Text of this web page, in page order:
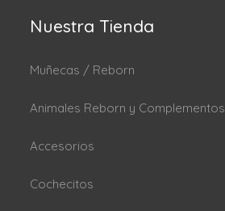
Nuestra Tienda
Muñecas / Reborn
Animales Reborn y Complementos
Accesorios
Cochecitos